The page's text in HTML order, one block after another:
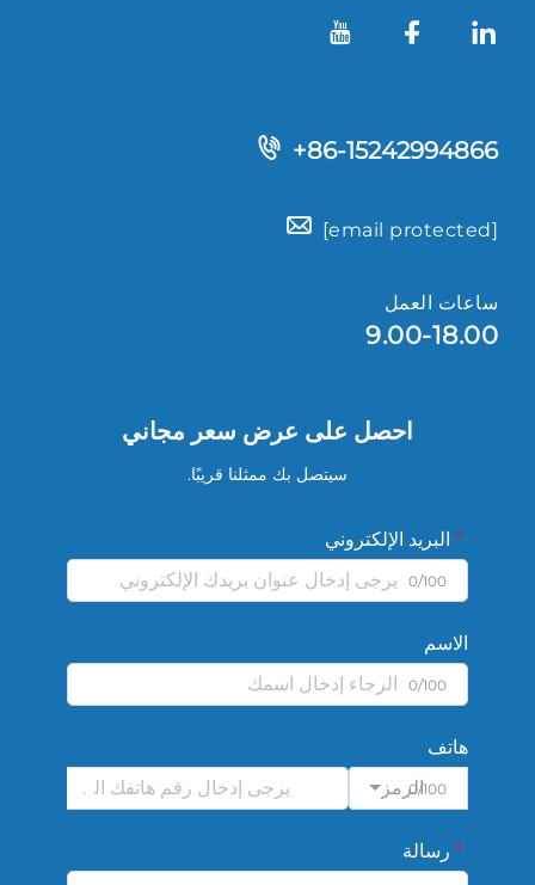
+86-15242994866
[email protected]
ساعات العمل
9.00-18.00
احصل على عرض سعر مجاني
سيتصل بك ممثلنا قريبًا.
البريد الإلكتروني
0/100
الاسم
0/100
هاتف
الرمز0/100
رسالة